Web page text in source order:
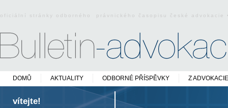
oficiální stránky odborného právnického časopisu české
DOMŮ AKTUALITY ODBORNÉ PŘÍSPĚVKY Z ADVOKACIE
vítejte!